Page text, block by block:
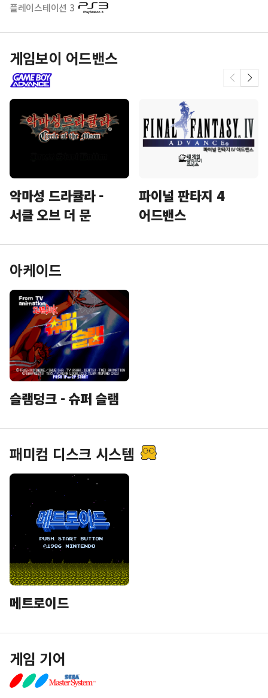
플레이스테이션 3
게임보이 어드밴스
악마성 드라큘라 -
서클 오브 더 문
파이널 판타지 4
어드밴스
아케이드
슬램덩크 - 슈퍼 슬램
패미컴 디스크 시스템
메트로이드
게임 기어